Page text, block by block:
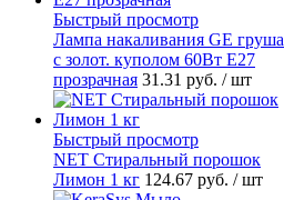
Быстрый просмотр
Лампа накаливания GE груша
с золот. куполом 60Вт Е27
прозрачная 31.31 руб. / шт
Быстрый просмотр
NET Стиральный порошок
Лимон 1 кг 124.67 руб. / шт